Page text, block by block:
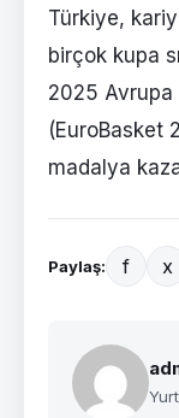
Türkiye,
birçok kupa
2025 Avrupa
(EuroBasket
madalya
Paylaş: f x